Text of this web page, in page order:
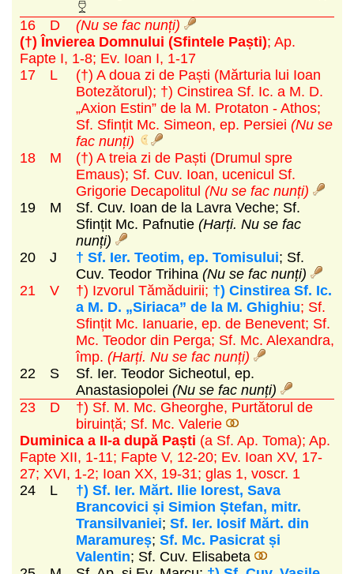
16 D
(Nu se fac nunți)
(†) Învierea Domnului (Sfintele Paști); Ap.
Fapte I, 1-8; Ev. Ioan I, 1-17
17
L
(†) A doua zi de Paști (Mărturia lui Ioan
Botezătorul); †) Cinstirea Sf. Ic. a M. D.
„Axion Estin” de la M. Protaton - Athos;
Sf. Sfințit Mc. Simeon, ep. Persiei (Nu se
fac nunți)
18
M
(†) A treia zi de Paști (Drumul spre
Emaus); Sf. Cuv. Ioan, ucenicul Sf.
Grigorie Decapolitul (Nu se fac nunți)
19
M
Sf. Cuv. Ioan de la Lavra Veche; Sf.
Sfințit Mc. Pafnutie (Harți. Nu se fac
nunți)
20
J † Sf. Ier. Teotim, ep. Tomisului; Sf.
Cuv. Teodor Trihina (Nu se fac nunți)
21
V †) Izvorul Tămăduirii; †) Cinstirea Sf. Ic.
a M. D. „Siriaca” de la M. Ghighiu; Sf.
Sfințit Mc. Ianuarie, ep. de Benevent; Sf.
Mc. Teodor din Perga; Sf. Mc. Alexandra,
împ. (Harți. Nu se fac nunți)
22
S
Sf. Ier. Teodor Sicheotul, ep.
Anastasiopolei (Nu se fac nunți)
23
D
†) Sf. M. Mc. Gheorghe, Purtătorul de
biruință; Sf. Mc. Valerie
Duminica a II-a după Paști (a Sf. Ap. Toma); Ap.
Fapte XII, 1-11; Fapte V, 12-20; Ev. Ioan XV, 17-
27; XVI, 1-2; Ioan XX, 19-31; glas 1, voscr. 1
24
L
†) Sf. Ier. Mărt. Ilie Iorest, Sava
Brancovici și Simion Ștefan, mitr.
Transilvaniei; Sf. Ier. Iosif Mărt. din
Maramureș; Sf. Mc. Pasicrat și
Valentin; Sf. Cuv. Elisabeta